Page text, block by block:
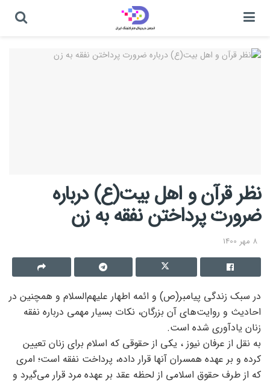
نظر قرآن و اهل بیت(ع) درباره
ضرورت پرداختن نفقه به زن
8 مهر 1400
در سبک زندگی پیامبر(ص) و ائمه اطهار علیهم‌السلام و همچنین در
احادیث و روایت‌های آن بزرگان، نکات بسیار مهمی درباره نفقه
زنان یادآوری شده است.
به نقل از عرفان نیوز ، یکی از حقوقی که اسلام برای زنان تعیین
کرده و بر عهده همسران آنها قرار داده، پرداخت نفقه است؛ امری
که از طرف حقوق اسلامی از لحظه عقد بر عهده مرد قرار می‌گیرد و